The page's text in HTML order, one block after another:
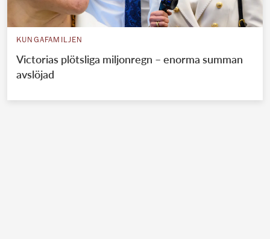
KUNGAFAMILJEN
Victorias plötsliga miljonregn – enorma summan
avslöjad